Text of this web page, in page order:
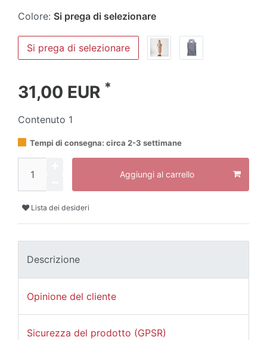
Colore: Si prega di selezionare
Si prega di selezionare
31,00 EUR *
Contenuto 1
Tempi di consegna: circa 2-3 settimane
Aggiungi al carrello
Lista dei desideri
Descrizione
Opinione del cliente
Sicurezza del prodotto (GPSR)